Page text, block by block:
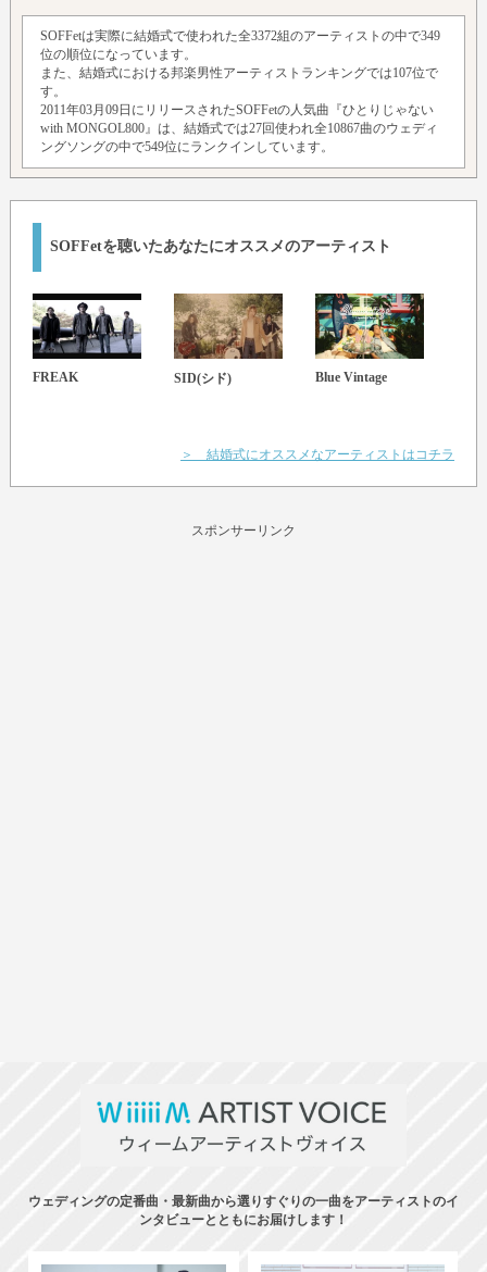
SOFFetは実際に結婚式で使われた全3372組のアーティストの中で349
位の順位になっています。
また、結婚式における邦楽男性アーティストランキングでは107位で
す。
2011年03月09日にリリースされたSOFFetの人気曲『ひとりじゃない
with MONGOL800』は、結婚式では27回使われ全10867曲のウェディ
ングソングの中で549位にランクインしています。
SOFFetを聴いたあなたにオススメのアーティスト
FREAK SID(シド) Blue Vintage
＞ 結婚式にオススメなアーティストはコチラ
スポンサーリンク
ウェディングの定番曲・最新曲から選りすぐりの一曲をアーティストのイ
ンタビューとともにお届けします！